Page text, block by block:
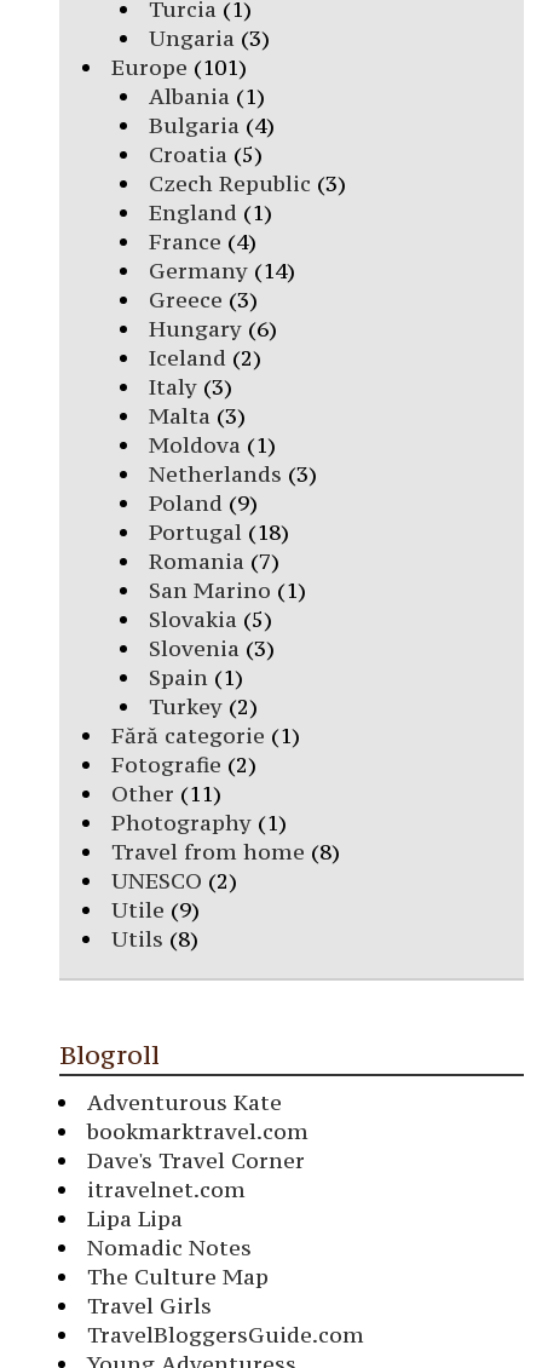
Turcia (1)
Ungaria (3)
Europe (101)
Albania (1)
Bulgaria (4)
Croatia (5)
Czech Republic (3)
England (1)
France (4)
Germany(14)
Greece (3)
Hungary(6)
Iceland (2)
Italy(3)
Malta (3)
Moldova (1)
Netherlands (3)
Poland (9)
Portugal(18)
Romania (7)
San Marino (1)
Slovakia (5)
Slovenia (3)
Spain(1)
Turkey(2)
Fără categorie (1)
Fotografie (2)
Other (11)
Photography (1)
Travel from home (8)
UNESCO (2)
Utile (9)
Utils (8)
Blogroll
Adventurous Kate
bookmarktravel.com
Dave's Travel Corner
itravelnet.com
Lipa Lipa
Nomadic Notes
The Culture Map
Travel Girls
TravelBloggersGuide.com